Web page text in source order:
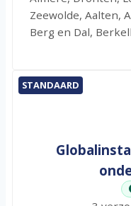
Zeewolde, Aalten,
Berg en Dal,
STANDAARD